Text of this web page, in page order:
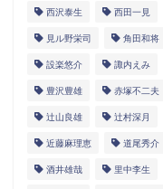
西沢泰生 西田一見
見ル野栄司 角田和将
設楽悠介 諏内えみ
豊沢豊雄 赤塚不二夫
辻山良雄 辻村深月
近藤麻理恵 道尾秀介
酒井雄哉 里中李生